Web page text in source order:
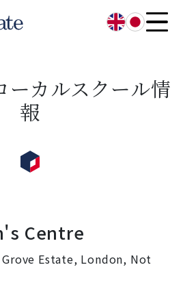
English日本語
ーカルスクール情
報
Centre
Estate, London, Not